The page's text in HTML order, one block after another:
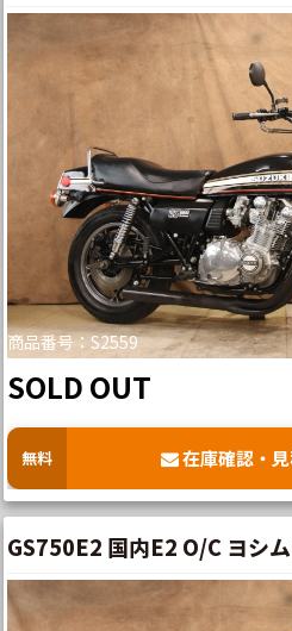
商品番号：S2559
SOLD OUT
無料 在庫確認・
GS750E2 国内E2 O/C ヨシ